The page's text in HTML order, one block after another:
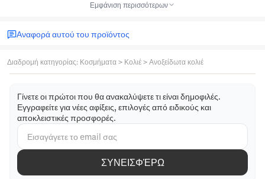
Εμφάνιση περισσότερων
Αναφορά αυτού του προϊόντος
Διαδρομή κατηγορίας: Κοσμήματα > Κολιέ > Ανοξείδωτα κολιέ
Γίνετε οι πρώτοι που θα ανακαλύψετε τι είναι δημοφιλές.
Εγγραφείτε για νέες αφίξεις, επιλογές από ειδικούς και
αποκλειστικές προσφορές.
ΣΥΝΕΙΣΦΈΡΩ